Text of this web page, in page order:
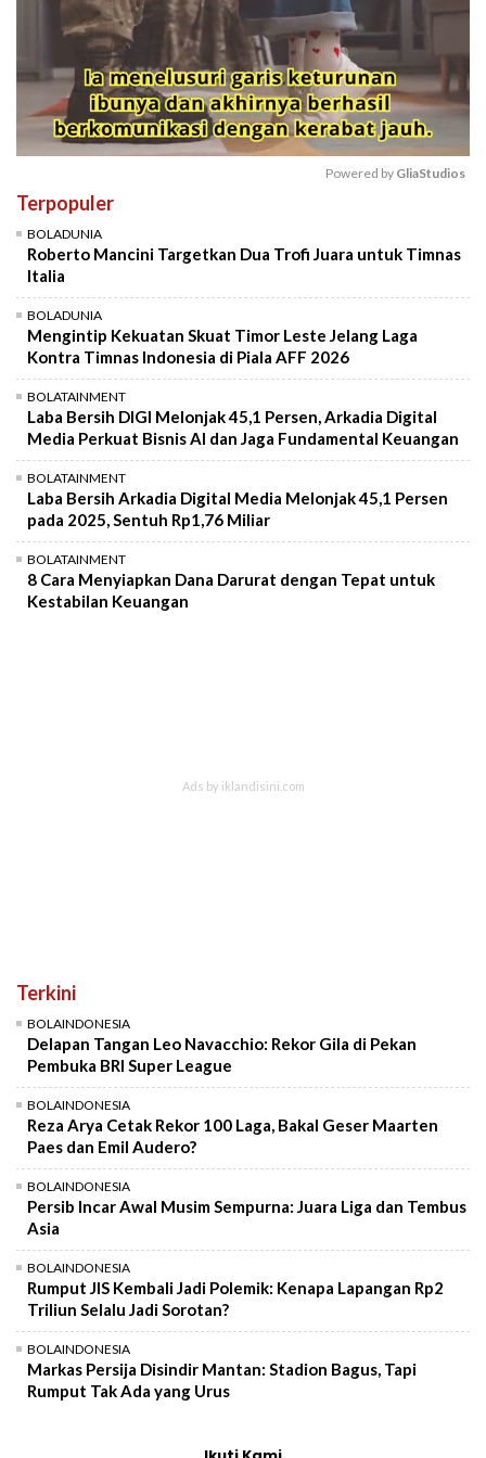
Powered by GliaStudios
Terpopuler
BOLADUNIA
Roberto Mancini Targetkan Dua Trofi Juara untuk Timnas
Italia
BOLADUNIA
Mengintip Kekuatan Skuat Timor Leste Jelang Laga
Kontra Timnas Indonesia di Piala AFF 2026
BOLATAINMENT
Laba Bersih DIGI Melonjak 45,1 Persen, Arkadia Digital
Media Perkuat Bisnis AI dan Jaga Fundamental Keuangan
BOLATAINMENT
Laba Bersih Arkadia Digital Media Melonjak 45,1 Persen
pada 2025, Sentuh Rp1,76 Miliar
BOLATAINMENT
8 Cara Menyiapkan Dana Darurat dengan Tepat untuk
Kestabilan Keuangan
Terkini
BOLAINDONESIA
Delapan Tangan Leo Navacchio: Rekor Gila di Pekan
Pembuka BRI Super League
BOLAINDONESIA
Reza Arya Cetak Rekor 100 Laga, Bakal Geser Maarten
Paes dan Emil Audero?
BOLAINDONESIA
Persib Incar Awal Musim Sempurna: Juara Liga dan Tembus
Asia
BOLAINDONESIA
Rumput JIS Kembali Jadi Polemik: Kenapa Lapangan Rp2
Triliun Selalu Jadi Sorotan?
BOLAINDONESIA
Markas Persija Disindir Mantan: Stadion Bagus, Tapi
Rumput Tak Ada yang Urus